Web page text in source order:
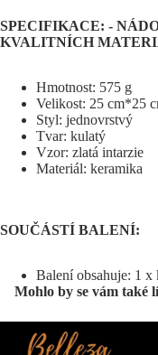
SPECIFIKACE: -
KVALITNÍCH
Hmotnost: 575 g
Velikost: 25 cm*25
Styl: jednovrstvý
Tvar: kulatý
Vzor: zlatá intarzie
Materiál: keramika
SOUČÁSTÍ BALENÍ:
Balení obsahuje: 1 x
Mohlo by se vám také